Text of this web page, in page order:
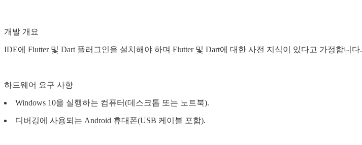
개발 개요
IDE에 Flutter 및 Dart 플러그인을 설치해야 하며 Flutter 및 Dart에 대한 사전 지식이 있다고 가정합니다.
하드웨어 요구 사항
Windows 10을 실행하는 컴퓨터(데스크톱 또는 노트북).
디버깅에 사용되는 Android 휴대폰(USB 케이블 포함).